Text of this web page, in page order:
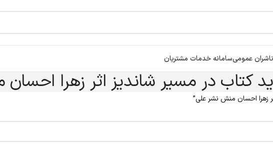
ناشران عمومیسامانه خدمات مشتریان
کتاب در مسیر شاندیز اثر زهرا
زهرا احسان منش نشر علی”